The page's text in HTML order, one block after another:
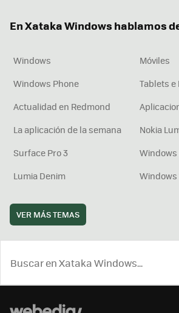
En Xataka Windows hablamos
Windows
Móviles
Windows Phone
Tablets e
Actualidad en Redmond
La aplicación de la semana
Nokia
Surface Pro 3
Windows
Lumia Denim
Windows
VER MÁS TEMAS